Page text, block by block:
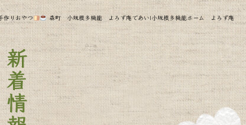
作りおやつ 森町 小規模多機能 よろず庵であい|小規模多機能ホーム よろず庵